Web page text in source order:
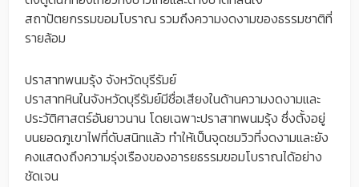
สถาปัตยกรรมขอมโบราณ รวมถึงความงดงามของธรรมชาติที่
รายล้อม
ปราสาทพนมรุ้ง จังหวัดบุรีรัมย์
ปราสาทหินในจังหวัดบุรีรัมย์มีชื่อเสียงในด้านความงดงามและ
ประวัติศาสตร์อันยาวนาน โดยเฉพาะปราสาทพนมรุ้ง ซึ่งตั้งอยู่
บนยอดภูเขาไฟที่ดับสนิทแล้ว ทำให้เป็นจุดชมวิวที่งดงามและยัง
คงแสดงถึงความรุ่งเรืองของอารยธรรมขอมโบราณได้อย่าง
ชัดเจน